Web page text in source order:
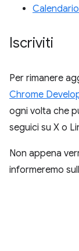
Iscriviti
Per rimanere
Chrome
ogni volta che
seguici su X o
Non appena
informeremo